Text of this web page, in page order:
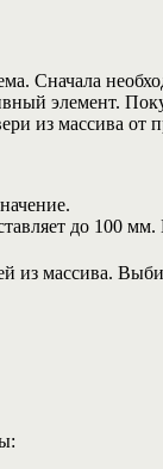
Сначала
элемент.
из массива от
до 100